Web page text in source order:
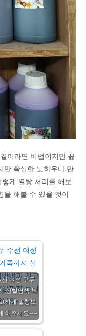
이라면 비법이지만 끓
만 확실한 노하우다.만
게 열탕 처리를 해보
을 해볼 수 있을 것이
여성 구두
신발염색 복
하게 밑창보
해주세요~~